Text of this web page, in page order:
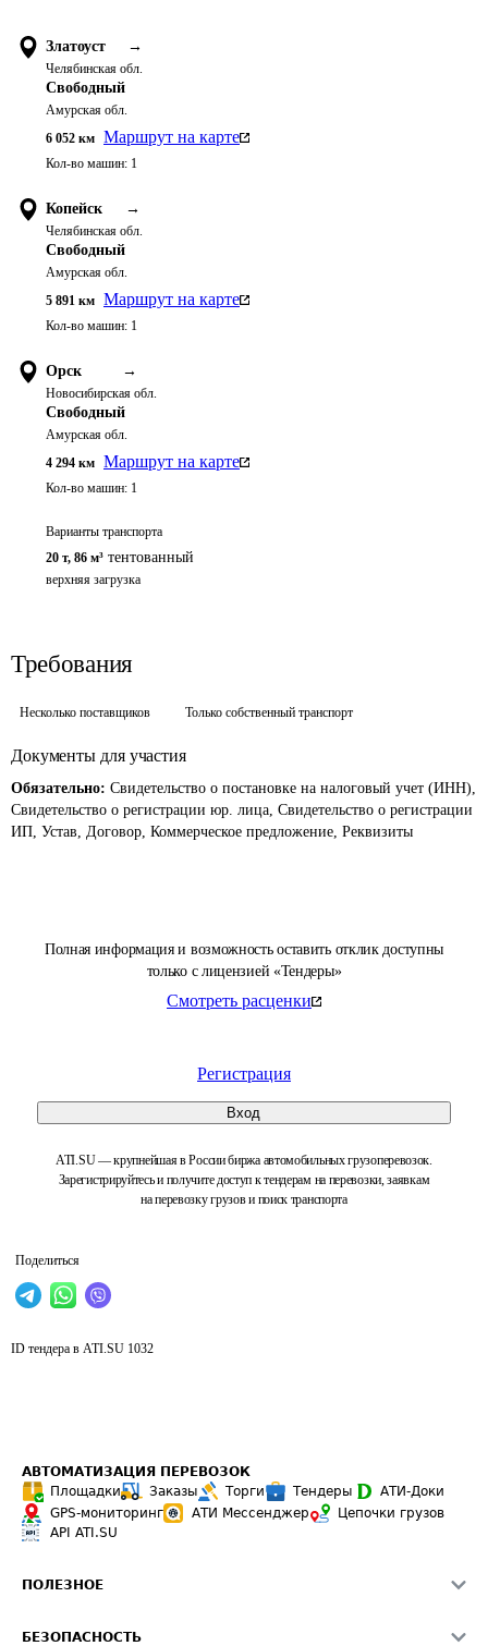
Полная информация и возможность оставить отклик доступны
только с лицензией «Тендеры»
Смотреть расценки
Регистрация
Вход
ATI.SU — крупнейшая в России биржа автомобильных грузоперевозок.
Зарегистрируйтесь и получите доступ к тендерам на перевозки, заявкам
на перевозку грузов и поиск транспорта
Поделиться
Златоуст →
Челябинская обл.
Свободный
Амурская обл.
6 052 км Маршрут на карте
Кол-во машин: 1
Копейск →
Челябинская обл.
Свободный
Амурская обл.
5 891 км Маршрут на карте
Кол-во машин: 1
Орск →
Новосибирская обл.
Свободный
Амурская обл.
4 294 км Маршрут на карте
Кол-во машин: 1
Варианты транспорта
20 т, 86 м³ тентованный
верхняя загрузка
Требования
Несколько поставщиков Только собственный транспорт
Документы для участия
Обязательно: Свидетельство о постановке на налоговый учет (ИНН),
Свидетельство о регистрации юр. лица, Свидетельство о регистрации
ИП, Устав, Договор, Коммерческое предложение, Реквизиты
ID тендера в ATI.SU 1032
АВТОМАТИЗАЦИЯ ПЕРЕВОЗОК
Площадки
Заказы Торги Тендеры
АТИ-Доки
GPS-мониторинг
АТИ Мессенджер
Цепочки грузов
API ATI.SU
ПОЛЕЗНОЕ
БЕЗОПАСНОСТЬ